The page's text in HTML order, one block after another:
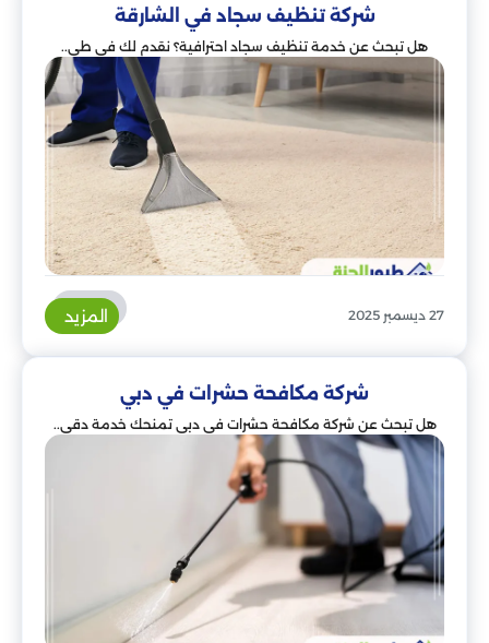
شركة تنظيف سجاد في الشارقة
هل تبحث عن خدمة تنظيف سجاد احترافية؟ نقدم لك في طي..
27 ديسمبر 2025 المزيد
شركة مكافحة حشرات في دبي
هل تبحث عن شركة مكافحة حشرات في دبي تمنحك خدمة دقي..